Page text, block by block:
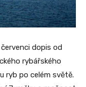
dopis od
rybářského
ryb po celém světě.